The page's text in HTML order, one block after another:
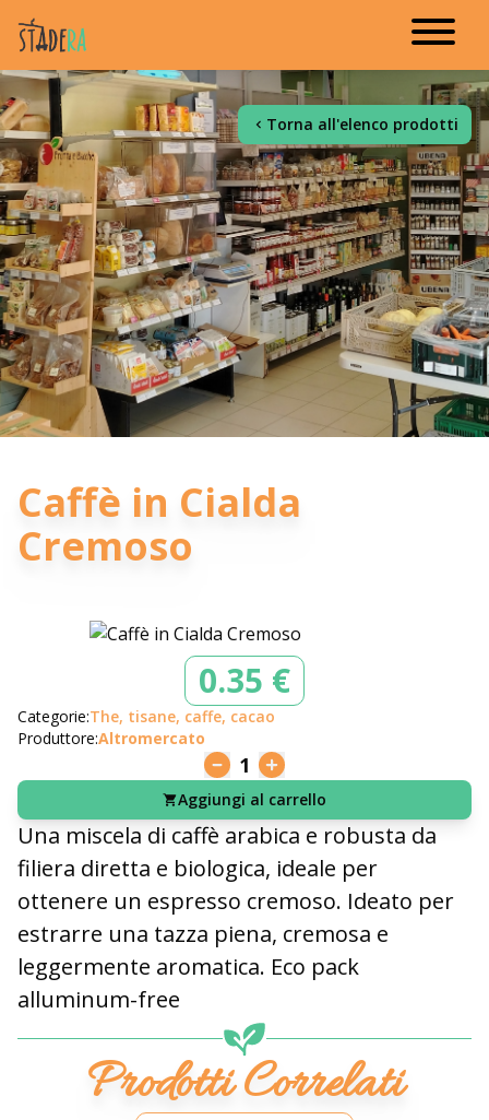
Torna all'elenco prodotti
Caffè in Cialda
Cremoso
0.35 €
Categorie:The, tisane, caffe, cacao
Produttore:Altromercato
1
Aggiungi al carrello
Una miscela di caffè arabica e robusta da
filiera diretta e biologica, ideale per
ottenere un espresso cremoso. Ideato per
estrarre una tazza piena, cremosa e
leggermente aromatica. Eco pack
alluminum-free
Prodotti Correlati